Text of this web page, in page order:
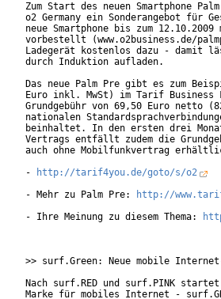
Zum Start des neuen Smartphone
o2 Germany ein Sonderangebot für
neue Smartphone bis zum
vorbestellt (www.o2business.de/
Ladegerät kostenlos dazu - damit
durch Induktion aufladen.
Das neue Palm Pre gibt es zum
Euro inkl. MwSt) im Tarif
Grundgebühr von 69,50 Euro netto
nationalen
beinhaltet. In den ersten drei
Vertrags entfällt zudem die
auch ohne Mobilfunkvertrag
-
http://tarif4you.de/goto/s/o2
- Mehr zu Palm Pre:
http://
- Ihre Meinung zu diesem Thema:
>> surf.Green: Neue mobile
Nach surf.RED und surf.PINK
Marke für mobiles Internet -